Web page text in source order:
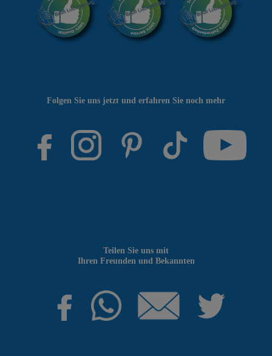
Teilen Sie uns mit
Ihren Freunden und Bekannten
Folgen Sie uns jetzt und erfahren Sie noch mehr